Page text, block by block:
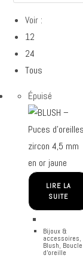
Voir :
12
24
Tous
Épuisé
LIRE LA
SUITE
Bijoux &
accessoires,
Blush, Boucle
d'oreille